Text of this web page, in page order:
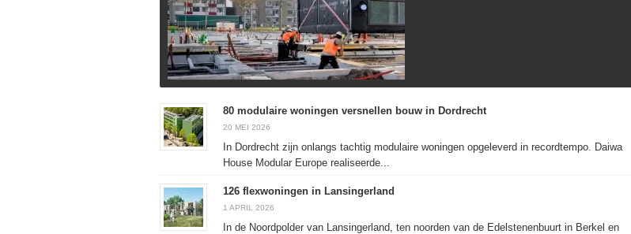
80 modulaire woningen versnellen bouw in Dordrecht
20 MEI 2026
In Dordrecht zijn onlangs tachtig modulaire woningen opgeleverd in recordtempo. Daiwa
House Modular Europe realiseerde...
126 flexwoningen in Lansingerland
1 APRIL 2026
In de Noordpolder van Lansingerland, ten noorden van de Edelstenenbuurt in Berkel en